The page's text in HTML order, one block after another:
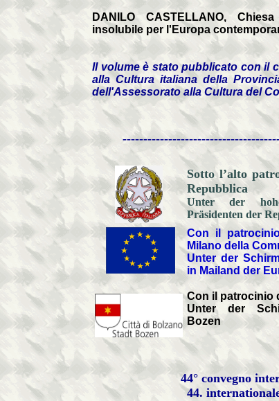
DANILO CASTELLANO,
insolubile per l'Europa
Il volume è stato pubblicato con il
alla Cultura italiana della
dell'Assessorato alla Cultura del
Sotto l’alto
Repubblica
Unter der
Präsidenten der
Con il
Milano della
Unter der
in Mailand der
Con il patrocinio
Unter der
Bozen
44° convegno
44.